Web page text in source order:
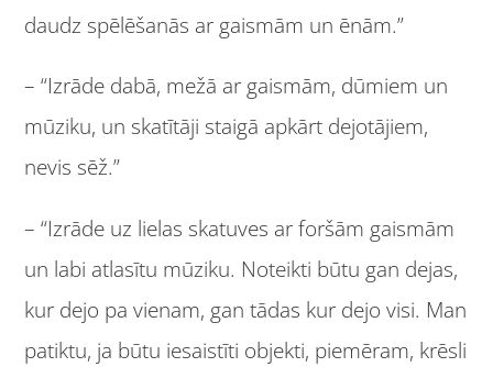
daudz spēlēšanās ar gaismām un ēnām.”
– “Izrāde dabā, mežā ar gaismām, dūmiem un
mūziku, un skatītāji staigā apkārt dejotājiem,
nevis sēž.”
– “Izrāde uz lielas skatuves ar foršām gaismām
un labi atlasītu mūziku. Noteikti būtu gan dejas,
kur dejo pa vienam, gan tādas kur dejo visi. Man
patiktu, ja būtu iesaistīti objekti, piemēram, krēsli